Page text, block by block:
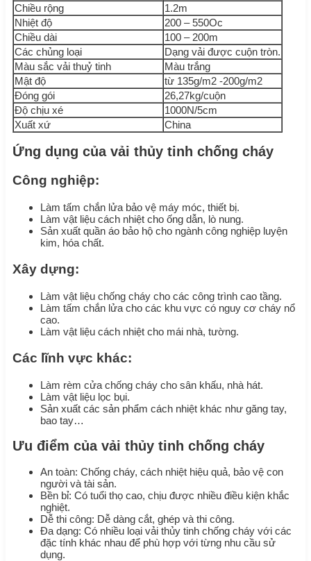
Chiều rộng
1.2m
Nhiệt độ
200 – 550Oc
Chiều dài
100 – 200m
Các chủng loại
Dạng vải được cuộn tròn.
Màu sắc vải thuỷ tinh
Màu trắng
Mật độ
từ 135g/m2 -200g/m2
Đóng gói
26,27kg/cuộn
Độ chịu xé
1000N/5cm
Xuất xứ
China
Ứng dụng của vải thủy tinh chống cháy
Công nghiệp:
Làm tấm chắn lửa bảo vệ máy móc, thiết bị.
Làm vật liệu cách nhiệt cho ống dẫn, lò nung.
Sản xuất quần áo bảo hộ cho ngành công nghiệp luyện
kim, hóa chất.
Xây dựng:
Làm vật liệu chống cháy cho các công trình cao tầng.
Làm tấm chắn lửa cho các khu vực có nguy cơ cháy nổ
cao.
Làm vật liệu cách nhiệt cho mái nhà, tường.
Các lĩnh vực khác:
Làm rèm cửa chống cháy cho sân khấu, nhà hát.
Làm vật liệu lọc bụi.
Sản xuất các sản phẩm cách nhiệt khác như găng tay,
bao tay…
Ưu điểm của vải thủy tinh chống cháy
An toàn: Chống cháy, cách nhiệt hiệu quả, bảo vệ con
người và tài sản.
Bền bỉ: Có tuổi thọ cao, chịu được nhiều điều kiện khắc
nghiệt.
Dễ thi công: Dễ dàng cắt, ghép và thi công.
Đa dạng: Có nhiều loại vải thủy tinh chống cháy với các
đặc tính khác nhau để phù hợp với từng nhu cầu sử
dụng.